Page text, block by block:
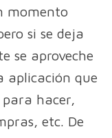
momento
si se deja
se aproveche
aplicación que
hacer,
etc. De